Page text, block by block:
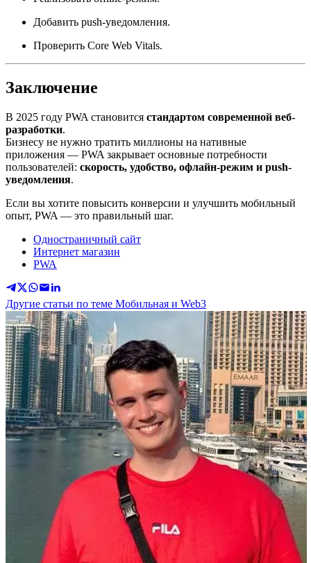
Добавить push-уведомления.
Проверить Core Web Vitals.
Заключение
В 2025 году PWA становится стандартом современной веб-
разработки.
Бизнесу не нужно тратить миллионы на нативные
приложения — PWA закрывает основные потребности
пользователей: скорость, удобство, офлайн-режим и push-
уведомления.
Если вы хотите повысить конверсии и улучшить мобильный
опыт, PWA — это правильный шаг.
Одностраничный сайт
Интернет магазин
PWA
Другие статьи по теме Мобильная и Web3